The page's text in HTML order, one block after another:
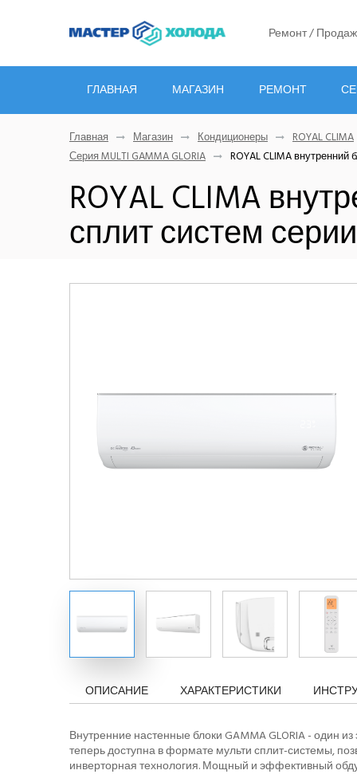
Ремонт /
ГЛАВНАЯ МАГАЗИН РЕМОНТ
Главная Магазин Кондиционеры ROYAL CLIMA
Серия MULTI GAMMA GLORIA
ROYAL CLIMA внутренний
ROYAL CLIMA
сплит систем
ОПИСАНИЕ ХАРАКТЕРИСТИКИ
Внутренние настенные блоки GAMMA GLORIA - один
теперь доступна в формате мульти сплит-системы,
инверторная технология. Мощный и эффективный